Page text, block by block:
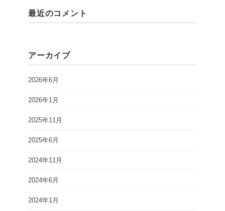
最近のコメント
アーカイブ
2026年6月
2026年1月
2025年11月
2025年6月
2024年11月
2024年6月
2024年1月